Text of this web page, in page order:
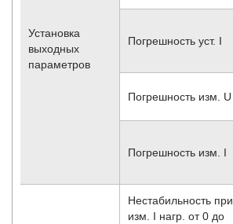
Установка
выходных
параметров
Погрешность уст. I
Погрешность изм. U
Погрешность изм. I
Нестабильность при
изм. I нагр. от 0 до